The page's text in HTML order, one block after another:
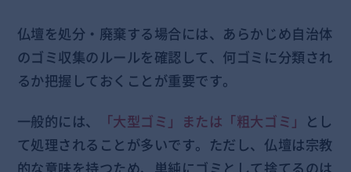
仏壇を処分・廃棄する場合には、あらかじめ自治体
のゴミ収集のルールを確認して、何ゴミに分類され
るか把握しておくことが重要です。
一般的には、
「大型ゴミ」または「粗大ゴミ」 とし
て処理されることが多いです。ただし、仏壇は宗教